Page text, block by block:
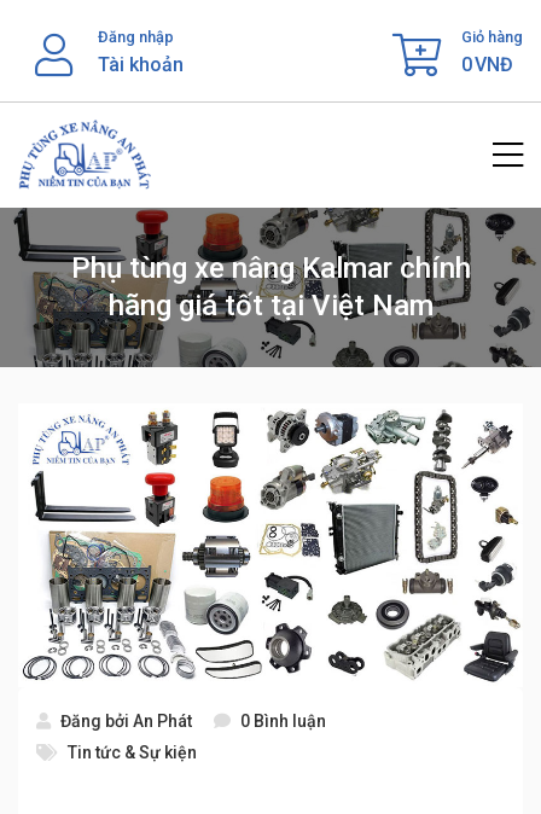
content
Đăng nhập
Tài khoản
Giỏ hàng
0VNĐ
Phụ tùng xe nâng Kalmar chính
hãng giá tốt tại Việt Nam
Đăng bởi An Phát
0 Bình luận
Tin tức & Sự kiện